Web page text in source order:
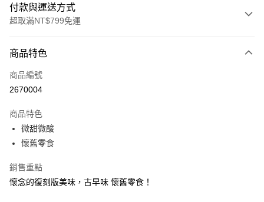
付款與運送方式
超取滿NT$799免運
信用卡一次付款
超商取貨付款
Apple Pay
街口支付
悠遊付
商品特色
商品編號
2670004
商品特色
微甜微酸
懷舊零食
銷售重點
懷念的復刻版美味，古早味 懷舊零食！